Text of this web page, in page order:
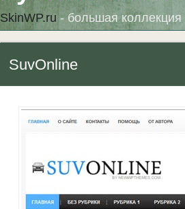
SkinWP.ru - большая коллекция
SuvOnline